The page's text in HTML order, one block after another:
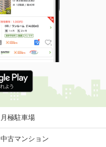
月極駐車場
中古マンション